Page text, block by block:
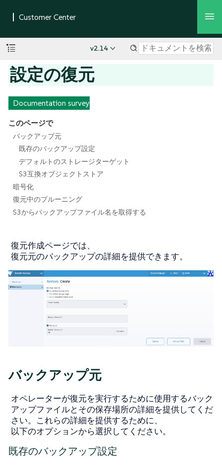
v2.14
設定の復元
Documentation survey
このページで
バックアップ元
既存のバックアップ設定
デフォルトのストレージターゲット
S3互換オブジェクトストア
暗号化
復元中のプルーニング
S3からバックアップファイル名を取得する
復元作成ページでは、
復元元のバックアップの詳細を提供できます。
バックアップ元
オペレーターが復元を実行するために使用するバック
アップファイルとその保存場所の詳細を提供してくだ
さい。これらの詳細を提供するために、
以下のオプションから選択してください。
既存のバックアップ設定